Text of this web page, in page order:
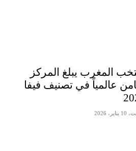
المغرب يبلغ المركز
عالمياً في تصنيف فيفا
2026